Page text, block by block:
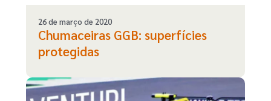
26 de março de 2020
Chumaceiras GGB: superfícies
protegidas